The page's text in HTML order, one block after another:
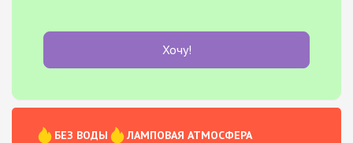
Хочу!
БЕЗ ВОДЫ
ЛАМПОВАЯ АТМОСФЕРА